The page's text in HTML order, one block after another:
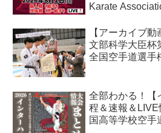
Karate Association 公益社団法
【アーカイブ
文部科学大臣杯
全国空手道選
全部わかる！【
程＆速報＆
国高等学校空手